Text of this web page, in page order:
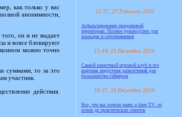
как только у вас
анонимности,
того, он и не выдает
и вовсе блокируют
можно точно
суммами, то за это
участник.
действия.
12:37, 27 February, 2025
Асфальтирование придомовой
территории: Полное руководство для
жильцов и собственников
15:44, 25 December, 2024
Самый известный игровой клуб и его
азартная индустрия развлечений для
большинства геймеров
18:27, 16 December, 2024
Все, что вы хотели знать о базе ТУ: от
основ до практических советов